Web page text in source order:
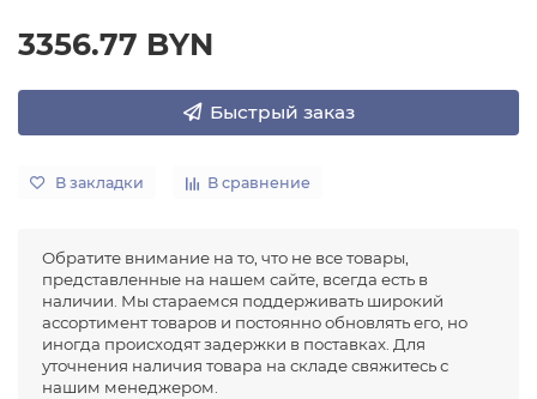
3356.77 BYN
Быстрый заказ
В закладки В сравнение
Обратите внимание на то, что не все товары,
представленные на нашем сайте, всегда есть в
наличии. Мы стараемся поддерживать широкий
ассортимент товаров и постоянно обновлять его, но
иногда происходят задержки в поставках. Для
уточнения наличия товара на складе свяжитесь с
нашим менеджером.